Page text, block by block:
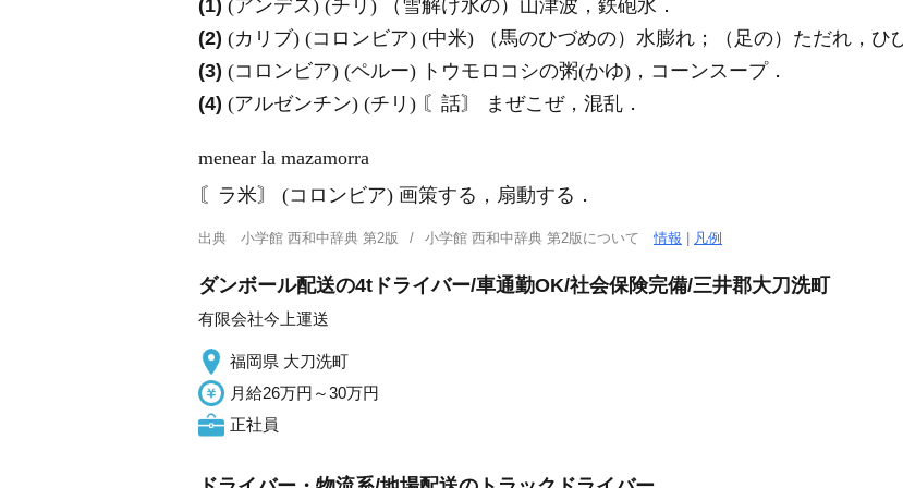
(1) (アンデス) (チリ) （雪解け水の）山津波，鉄砲水．
(2) (カリブ) (コロンビア) (中米) （馬のひづめの）水膨れ；（足の）ただれ，ひ
(3) (コロンビア) (ペルー) トウモロコシの粥(かゆ)，コーンスープ．
(4) (アルゼンチン) (チリ) 〘話〙 まぜこぜ，混乱．
menear la mazamorra
〘ラ米〙 (コロンビア) 画策する，扇動する．
出典 小学館 西和中辞典 第2版 小学館 西和中辞典 第2版について情報 凡例
ダンボール配送の4tドライバー/車通勤OK/社会保険完備/三井郡大刀洗町
有限会社今上運送
福岡県 大刀洗町
月給26万円～30万円
正社員